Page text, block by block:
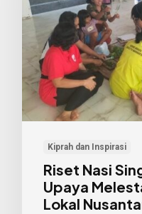
Kiprah dan Inspirasi
Upaya
Melestarikan
Pangan
Lokal
Nusantara
Riset Nasi
Upaya
Lokal